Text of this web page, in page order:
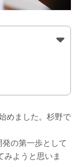
めました。杉野で
の第一歩として
みようと思いま